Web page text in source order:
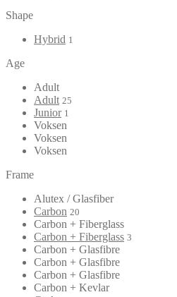
Shape
Hybrid 1
Age
Adult
Adult 25
Junior 1
Voksen
Voksen
Voksen
Frame
Alutex / Glasfiber
Carbon 20
Carbon + Fiberglass
Carbon + Fiberglass 3
Carbon + Glasfibre
Carbon + Glasfibre
Carbon + Glasfibre
Carbon + Kevlar